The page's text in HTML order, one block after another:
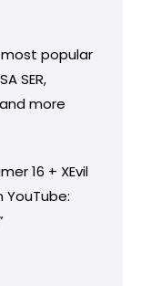
most popular
SER,
more
16 + XEvil
YouTube: